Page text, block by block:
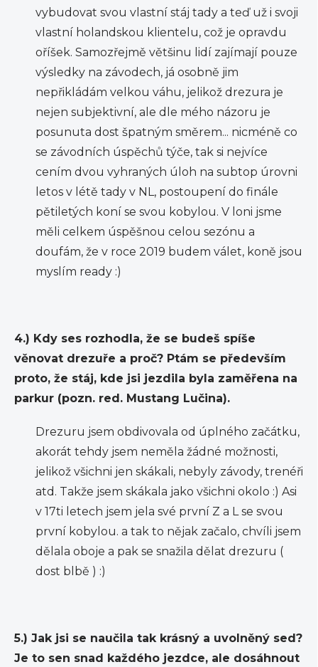
vybudovat svou vlastní stáj tady a teď už i svoji
vlastní holandskou klientelu, což je opravdu
oříšek. Samozřejmě většinu lidí zajímají pouze
výsledky na závodech, já osobně jim
nepřikládám velkou váhu, jelikož drezura je
nejen subjektivní, ale dle mého názoru je
posunuta dost špatným směrem... nicméně co
se závodních úspěchů týče, tak si nejvíce
cením dvou vyhraných úloh na subtop úrovni
letos v létě tady v NL, postoupení do finále
pětiletých koní se svou kobylou. V loni jsme
měli celkem úspěšnou celou sezónu a
doufám, že v roce 2019 budem válet, koně jsou
myslím ready :)
4.) Kdy ses rozhodla, že se budeš spíše
věnovat drezuře a proč? Ptám se především
proto, že stáj, kde jsi jezdila byla zaměřena na
parkur (pozn. red. Mustang Lučina).
Drezuru jsem obdivovala od úplného začátku,
akorát tehdy jsem neměla žádné možnosti,
jelikož všichni jen skákali, nebyly závody, trenéři
atd. Takže jsem skákala jako všichni okolo :) Asi
v 17ti letech jsem jela své první Z a L se svou
první kobylou. a tak to nějak začalo, chvíli jsem
dělala oboje a pak se snažila dělat drezuru (
dost blbě ) :)
5.) Jak jsi se naučila tak krásný a uvolněný sed?
Je to sen snad každého jezdce, ale dosáhnout